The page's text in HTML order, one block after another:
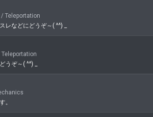
/ Teleportation
などにどうぞ～( ^^) _
ぞ～( ^^) _
。